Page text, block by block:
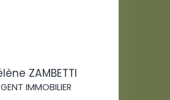
ZAMBETTI
IMMOBILIER